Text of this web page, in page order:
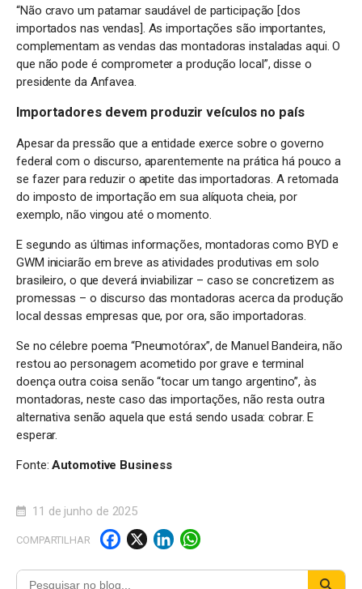
“Não cravo um patamar saudável de participação [dos
importados nas vendas]. As importações são importantes,
complementam as vendas das montadoras instaladas aqui. O
que não pode é comprometer a produção local”, disse o
presidente da Anfavea.
Importadores devem produzir veículos no país
Apesar da pressão que a entidade exerce sobre o governo
federal com o discurso, aparentemente na prática há pouco a
se fazer para reduzir o apetite das importadoras. A retomada
do imposto de importação em sua alíquota cheia, por
exemplo, não vingou até o momento.
E segundo as últimas informações, montadoras como BYD e
GWM iniciarão em breve as atividades produtivas em solo
brasileiro, o que deverá inviabilizar – caso se concretizem as
promessas – o discurso das montadoras acerca da produção
local dessas empresas que, por ora, são importadoras.
Se no célebre poema “Pneumotórax”, de Manuel Bandeira, não
restou ao personagem acometido por grave e terminal
doença outra coisa senão “tocar um tango argentino”, às
montadoras, neste caso das importações, não resta outra
alternativa senão aquela que está sendo usada: cobrar. E
esperar.
Fonte:Automotive Business
11 de junho de 2025
COMPARTILHAR
F
a
X Li
n
W
h